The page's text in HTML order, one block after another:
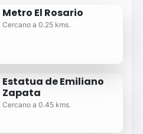
Metro El Rosario
Cercano a 0.25 kms.
Estatua de Emiliano
Zapata
Cercano a 0.45 kms.